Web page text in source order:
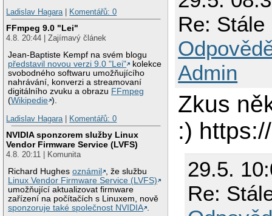
Ladislav Hagara| Komentářů: 0
FFmpeg 9.0 "Lei"
4.8. 20:44 | Zajímavý článek
Jean-Baptiste Kempf na svém blogu
představil novou verzi 9.0 "Lei"
kolekce
svobodného softwaru umožňujícího
nahrávání, konverzi a streamovaní
digitálního zvuku a obrazu FFmpeg
(Wikipedie ).
Ladislav Hagara| Komentářů: 0
NVIDIA sponzorem služby Linux
Vendor Firmware Service (LVFS)
4.8. 20:11 | Komunita
Richard Hughesoznámil
, že službu
Linux Vendor Firmware Service (LVFS)
umožňující aktualizovat firmware
zařízení na počítačích s Linuxem, nově
sponzoruje také společnost NVIDIA .
Re: Stále
Admin
Zkus
:)
29.5.
Re: